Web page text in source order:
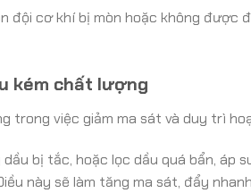
đội cơ khí bị mòn hoặc không được
kém chất lượng
trong việc giảm ma sát và duy trì
bị tắc, hoặc lọc dầu quá bẩn, áp
này sẽ làm tăng ma sát, đẩy